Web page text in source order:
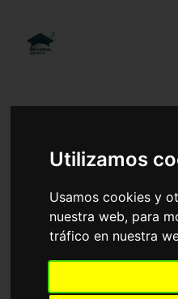
Utilizamos
Usamos cookies y
nuestra web, para
tráfico en nuestra